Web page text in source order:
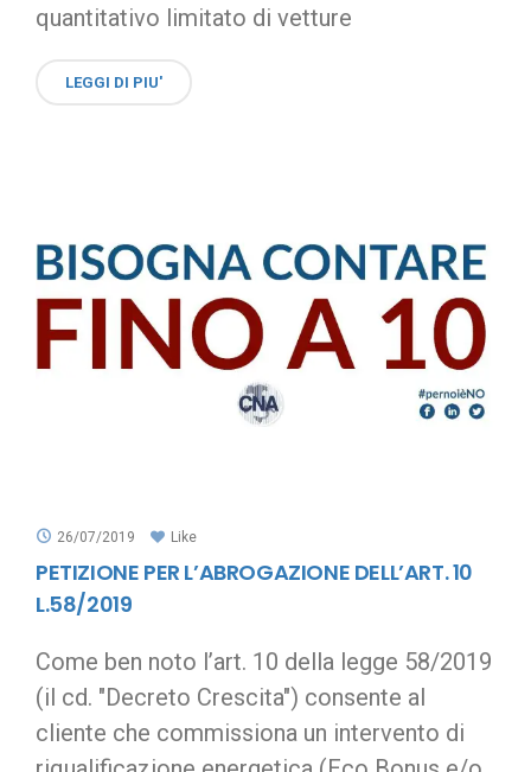
quantitativo limitato di vetture
LEGGI DI PIU'
26/07/2019 Like
PETIZIONE PER L’ABROGAZIONE DELL’ART. 10
L.58/2019
Come ben noto l’art. 10 della legge 58/2019
(il cd. "Decreto Crescita") consente al
cliente che commissiona un intervento di